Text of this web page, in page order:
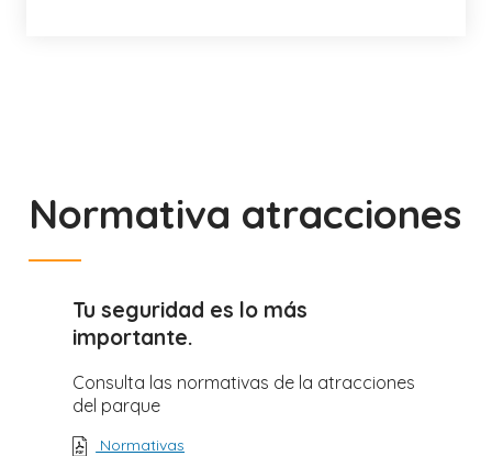
Normativa atracciones
Tu seguridad es lo más
importante.
Consulta las normativas de la atracciones
del parque
Normativas